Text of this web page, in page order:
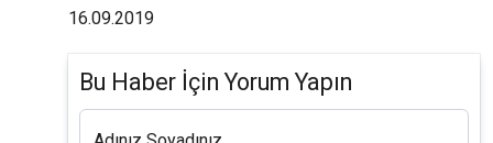
16.09.2019
Bu Haber İçin Yorum Yapın